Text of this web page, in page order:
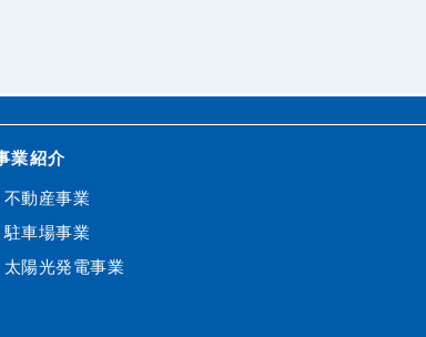
業紹介
不動産事業
駐車場事業
太陽光発電事業